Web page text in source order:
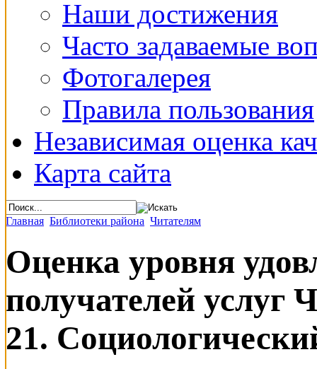
Наши достижения
Часто задаваемые
Фотогалерея
Правила пользования
Независимая оценка
Карта сайта
Главная Библиотеки района Читателям
Оценка уровня
получателей услуг
21.